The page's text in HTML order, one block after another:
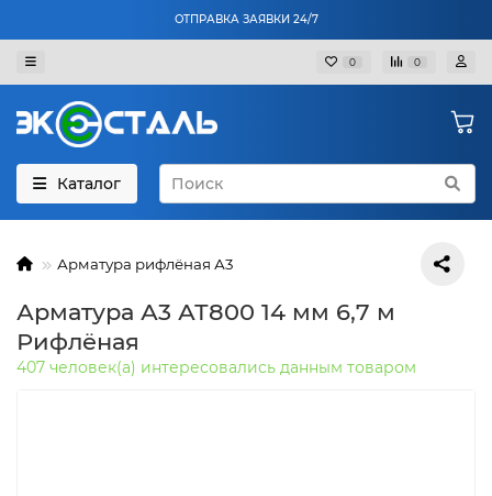
ОТПРАВКА ЗАЯВКИ 24/7
0 0
Каталог
Арматура рифлёная А3
Арматура А3 АТ800 14 мм 6,7 м
Рифлёная
407 человек(а) интересовались данным товаром